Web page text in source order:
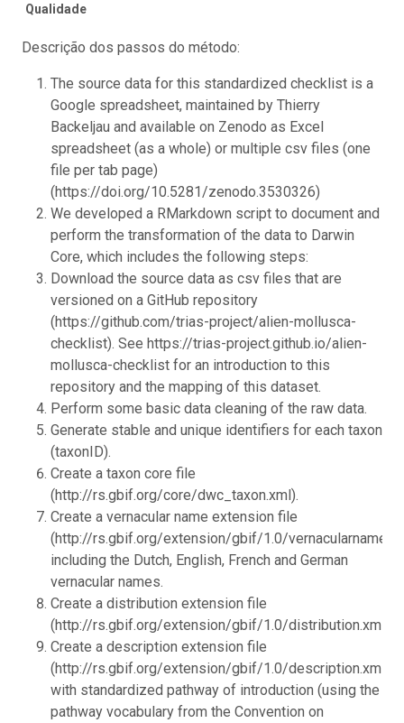
Qualidade
Descrição dos passos do método:
The source data for this standardized checklist is a
Google spreadsheet, maintained by Thierry
Backeljau and available on Zenodo as Excel
spreadsheet (as a whole) or multiple csv files (one
file per tab page)
(https://doi.org/10.5281/zenodo.3530326)
We developed a RMarkdown script to document and
perform the transformation of the data to Darwin
Core, which includes the following steps:
Download the source data as csv files that are
versioned on a GitHub repository
(https://github.com/trias-project/alien-mollusca-
checklist). See https://trias-project.github.io/alien-
mollusca-checklist for an introduction to this
repository and the mapping of this dataset.
Perform some basic data cleaning of the raw data.
Generate stable and unique identifiers for each taxon
(taxonID).
Create a taxon core file
(http://rs.gbif.org/core/dwc_taxon.xml).
Create a vernacular name extension file
(http://rs.gbif.org/extension/gbif/1.0/
including the Dutch, English, French and German
vernacular names.
Create a distribution extension file
(http://rs.gbif.org/extension/gbif/1.0/distribution.xml).
Create a description extension file
(http://rs.gbif.org/extension/gbif/1.0/description.xml),
with standardized pathway of introduction (using the
pathway vocabulary from the Convention on